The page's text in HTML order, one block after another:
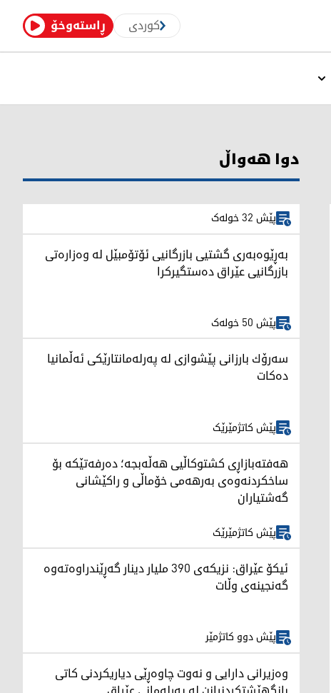
ڕاستەوخۆ کوردی
دوا هەواڵ
پێش 32 خولەک
بەڕێوەبەری گشتیی بازرگانیی ئۆتۆمبێل لە وەزارەتی
بازرگانیی عێراق دەستگیرکرا
پێش 50 خولەک
سەرۆك بارزانی پێشوازی لە پەرلەمانتارێكی ئەڵمانیا
دەكات
پێش کاتژمێرێک
هەفتەبازاڕی کشتوکاڵیی هەڵەبجە؛ دەرفەتێکە بۆ
ساخکردنەوەی بەرهەمی خۆماڵی و راکێشانی
گەشتیاران
پێش کاتژمێرێک
ئیکۆ عێراق: نزیکەی 390 ملیار دینار گەڕێندراوەتەوە
گەنجینەی وڵات
پێش دوو کاتژمێر
وەزیرانی دارایی و نەوت چاوەڕێی دیاریکردنی کاتی